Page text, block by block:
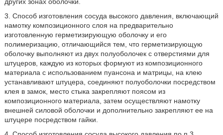
3. Способ изготовления сосуда высокого давления, включающий
намотку композиционного слоя на предварительно
изготовленную герметизирующую оболочку и его
полимеризацию, отличающийся тем, что герметизирующую
оболочку выполняют из двух полуоболочек с отверстиями для
штуцеров, каждую из которых формуют из композиционного
материала с использованием пуансона и матрицы, на клею
устанавливают штуцера, соединяют полуоболочки посредством
клея в замок, место стыка закрепляют поясом из
композиционного материала, затем осуществляют намотку
внешней силовой оболочки и дополнительно закрепляют ее на
штуцере посредством гайки.